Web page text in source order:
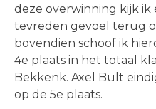
deze overwinning kijk
tevreden gevoel terug
bovendien schoof ik
4e plaats in het totaal
Bekkenk. Axel Bult
op de 5e plaats.